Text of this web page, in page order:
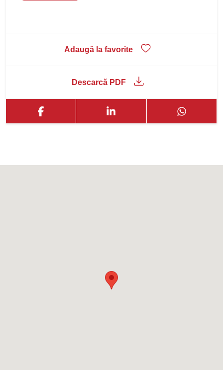
Adaugă la favorite
Descarcă PDF